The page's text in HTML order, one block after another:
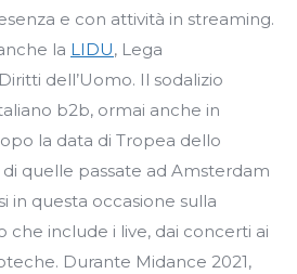
e con attività in streaming.
la LIDU, Lega
dell’Uomo. Il sodalizio
b2b, ormai anche in
la data di Tropea dello
quelle passate ad Amsterdam
in questa occasione sulla
che include i live, dai concerti ai
Durante Midance 2021,